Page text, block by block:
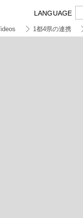
LANGUAGE
1都4県の連携